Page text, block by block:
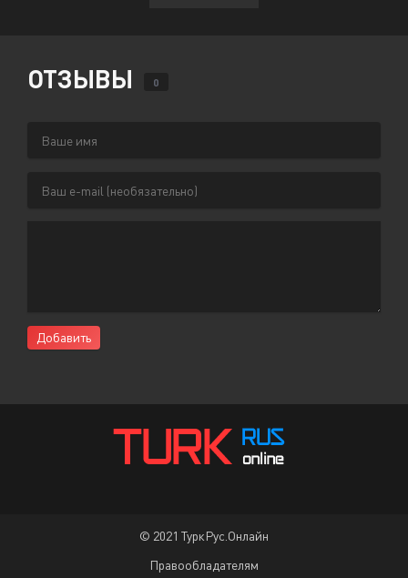
ОТЗЫВЫ 0
Добавить
© 2021 ТуркРус.Онлайн
Правообладателям